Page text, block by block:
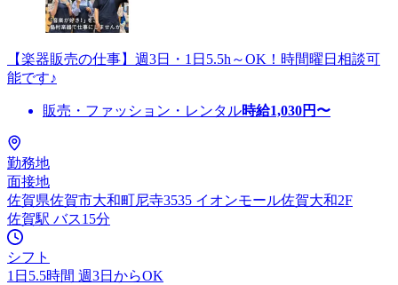
【楽器販売の仕事】週3日・1日5.5h～OK！時間曜日相談可
能です♪
販売・ファッション・レンタル時給1,030円〜
勤務地
面接地
佐賀県佐賀市大和町尼寺3535 イオンモール佐賀大和2F
佐賀駅 バス15分
シフト
1日5.5時間 週3日からOK